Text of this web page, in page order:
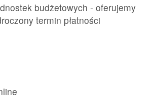
budżetowych - oferujemy
termin płatności